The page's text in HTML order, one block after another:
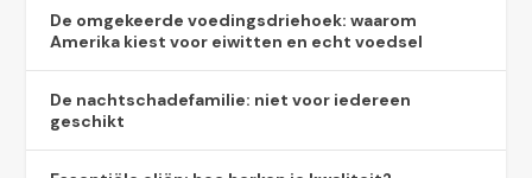
De omgekeerde voedingsdriehoek: waarom
Amerika kiest voor eiwitten en echt voedsel
De nachtschadefamilie: niet voor iedereen
geschikt